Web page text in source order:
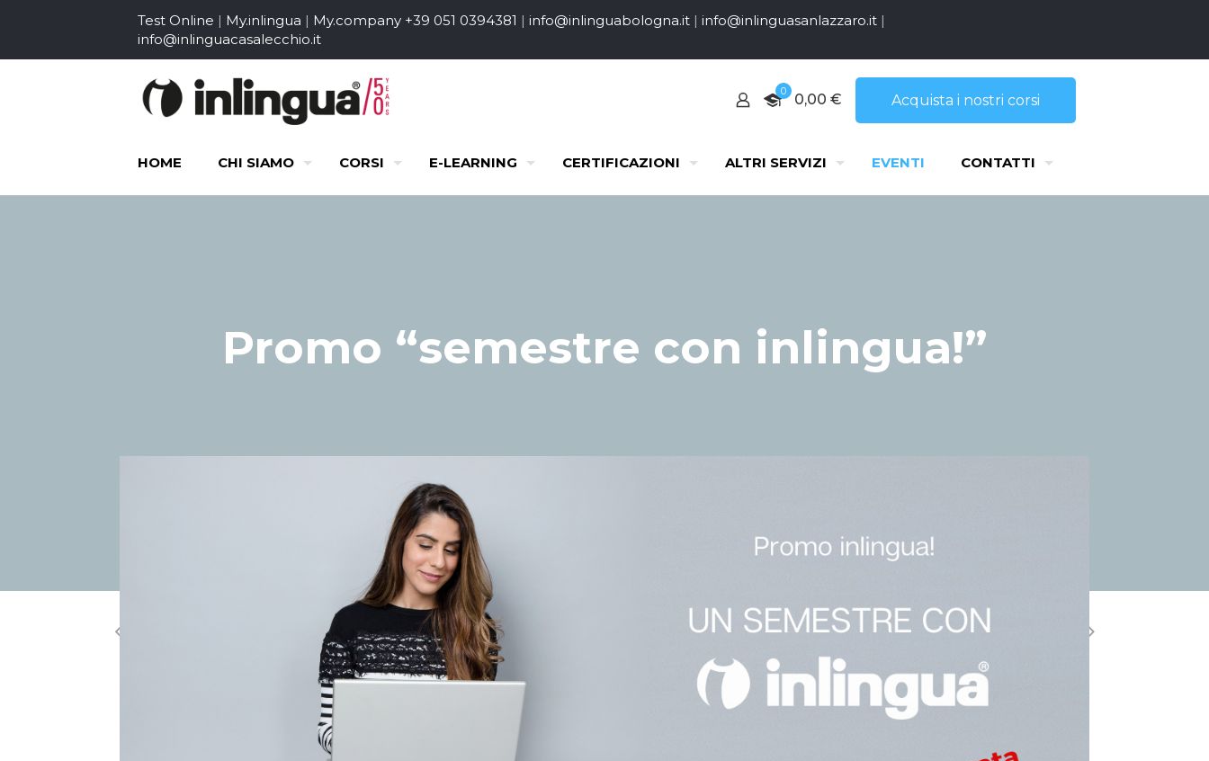
Test Online | My.inlingua | My.company +39 051 0394381 | info@inlinguabologna.it | info@inlinguasanlazzaro.it |
info@inlinguacasalecchio.it
0 0,00 € Acquista i nostri corsi
HOME CHI SIAMO CORSI E-LEARNING CERTIFICAZIONI ALTRI SERVIZI EVENTI CONTATTI
Promo “semestre con inlingua!”